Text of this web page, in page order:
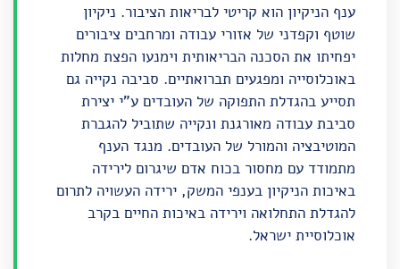
ענף הניקיון הוא קריטי לבריאות הציבור. ניקיון
שוטף וקפדני של אזורי עבודה ומרחבים ציבורים
יפחיתו את הסכנה הבריאותית וימנעו הפצת מחלות
באוכלוסייה ומפגעים תברואתיים. סביבה נקייה גם
תסייע בהגדלת התפוקה של העובדים ע"י יצירת
סביבת עבודה מאורגנת ונקייה שתוביל להגברת
המוטיבציה והמורל של העובדים. מנגד הענף
מתמודד עם מחסור בכוח אדם שיגרום לירידה
באיכות הניקיון בענפי המשק, ירידה העשויה לתרום
להגדלת התחלואה וירידה באיכות החיים בקרב
אוכלוסיית ישראל.